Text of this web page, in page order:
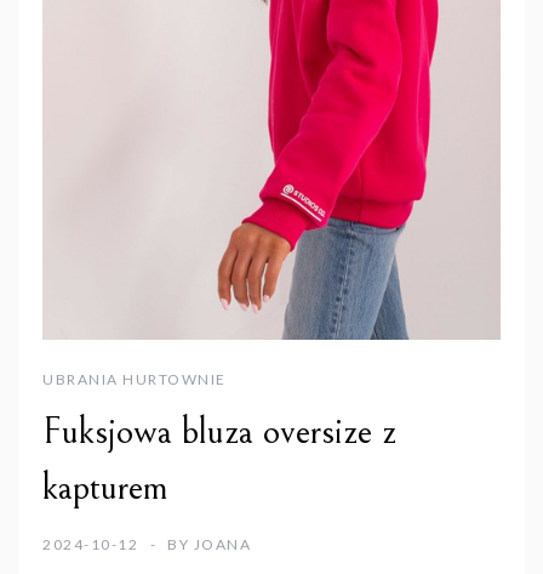
UBRANIA HURTOWNIE
Fuksjowa bluza oversize z
kapturem
2024-10-12 BY JOANA